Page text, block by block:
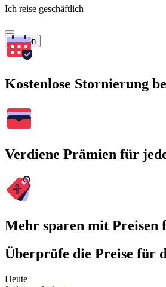
Ich reise geschäftlich
Suchen
Kostenlose Stornierung
Verdiene Prämien für
Mehr sparen mit
Überprüfe die Preise für
Heute